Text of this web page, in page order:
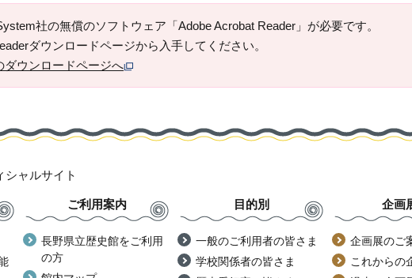
社の無償のソフトウェア「Adobe Acrobat Reader」が必要です。
ダウンロードページから入手してください。
ダウンロードページへ
シャルサイト
ご利用案内
長野県立歴史館をご利用
の方
目的別
一般のご利用者の皆さま
学校関係者の皆さま
企画
企画展のご
これからの